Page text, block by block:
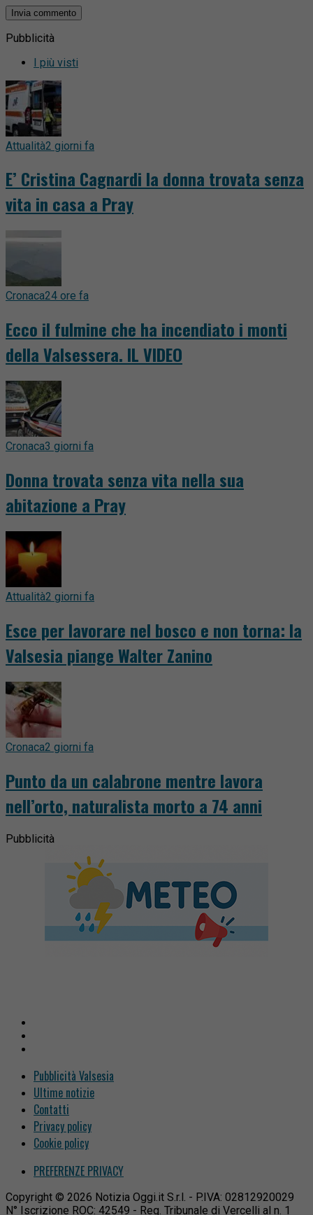
Pubblicità
I più visti
Attualità2 giorni fa
E’ Cristina Cagnardi la donna trovata senza
vita in casa a Pray
Cronaca24 ore fa
Ecco il fulmine che ha incendiato i monti
della Valsessera. IL VIDEO
Cronaca3 giorni fa
Donna trovata senza vita nella sua
abitazione a Pray
Attualità2 giorni fa
Esce per lavorare nel bosco e non torna: la
Valsesia piange Walter Zanino
Cronaca2 giorni fa
Punto da un calabrone mentre lavora
nell’orto, naturalista morto a 74 anni
Pubblicità
Pubblicità Valsesia
Ultime notizie
Contatti
Privacy policy
Cookie policy
PREFERENZE PRIVACY
Copyright © 2026 Notizia Oggi.it S.r.l. - P.IVA: 02812920029
N° Iscrizione ROC: 42549 - Reg. Tribunale di Vercelli al n. 1